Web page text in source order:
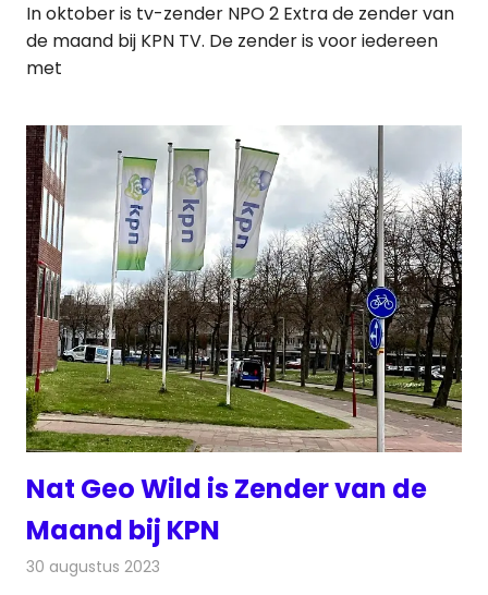
In oktober is tv-zender NPO 2 Extra de zender van
de maand bij KPN TV. De zender is voor iedereen
met
Nat Geo Wild is Zender van de
Maand bij KPN
30 augustus 2023